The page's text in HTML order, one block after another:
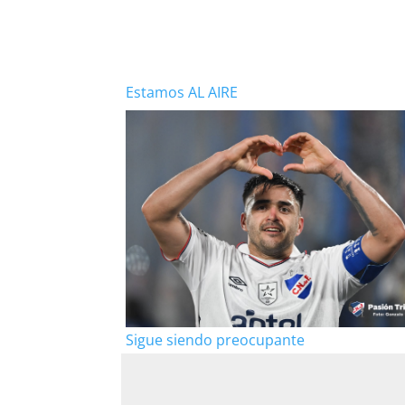
Estamos AL AIRE
Sigue siendo preocupante